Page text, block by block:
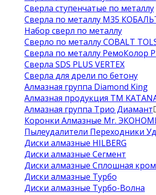
Сверла ступенчатые по металлу
Сверла по металлу М35
Набор сверл по металлу
Сверло по металлу COBALT
Сверла по металлу РемоКолор
Сверла SDS PLUS VERTEX
Сверла для дрели по бетону
Алмазная группа Diamond King
Алмазная продукция ТМ
Алмазная группа Трио Диамант
Коронки Алмазные Mr.
Пылеудалители Переходники
Диски алмазные HILBERG
Диски алмазные Сегмент
Диски алмазные Сплошная
Диски алмазные Турбо
Диски алмазные Турбо-Волна